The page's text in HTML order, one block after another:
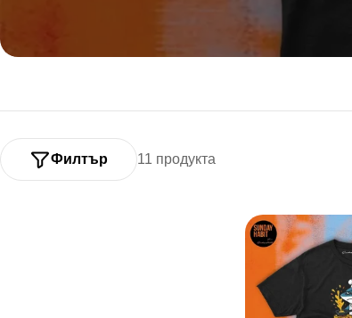
11 продукта
Филтър